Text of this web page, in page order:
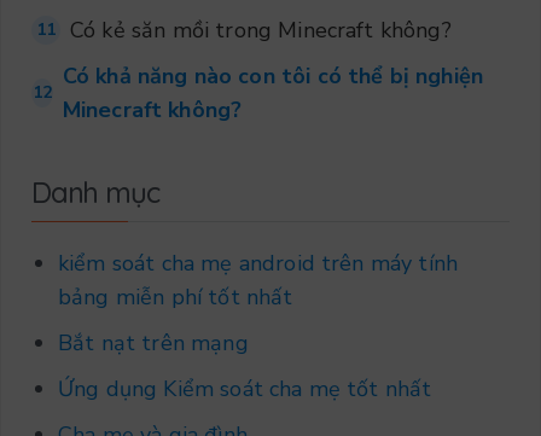
11 Có kẻ săn mồi trong Minecraft không?
12
Có khả năng nào con tôi có thể bị nghiện
Minecraft không?
Danh mục
kiểm soát cha mẹ android trên máy tính
bảng miễn phí tốt nhất
Bắt nạt trên mạng
Ứng dụng Kiểm soát cha mẹ tốt nhất